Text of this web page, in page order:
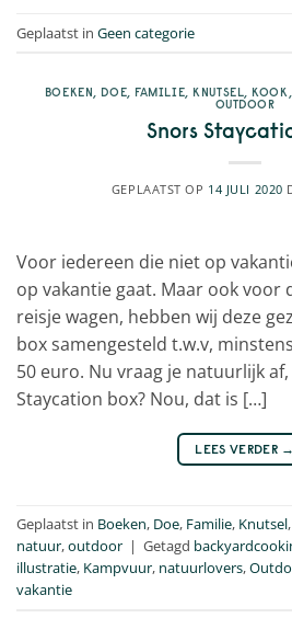
Geplaatst in Geen categorie
BOEKEN, DOE, FAMILIE, KNUTSEL, KOOK,
OUTDOOR
Snors
GEPLAATST OP 14 JULI 2020
Voor iedereen die niet op
op vakantie gaat. Maar ook voor
reisje wagen, hebben wij deze
box samengesteld t.w.v,
50 euro. Nu vraag je natuurlijk
Staycation box? Nou, dat is […]
LEES VERDER →
Geplaatst in Boeken, Doe, Familie, Knutsel,
natuur,outdoor | Getagd
illustratie, Kampvuur, natuurlovers,
vakantie